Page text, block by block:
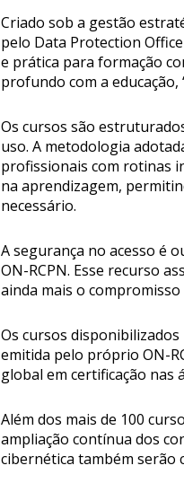
Criado sob a gestão
pelo Data Protection
e prática para formação
profundo com a
Os cursos são
uso. A metodologia
profissionais com rotinas
na aprendizagem,
necessário.
A segurança no acesso é
ON-RCPN. Esse recurso
ainda mais o
Os cursos
emitida pelo próprio ON-
global em certificação nas
Além dos mais de 100
ampliação contínua dos
cibernética também serão